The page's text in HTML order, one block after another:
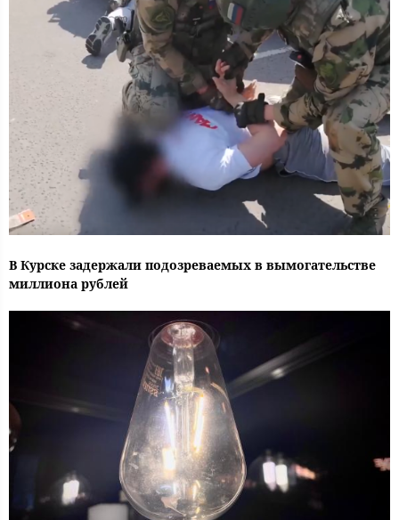
В Курске задержали подозреваемых в вымогательстве
миллиона рублей